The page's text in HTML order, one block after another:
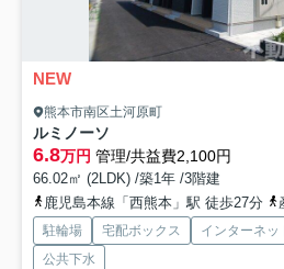
NEW
熊本市南区土河原町
ルミノーソ
6.8万円 管理/共益費2,100円
66.02㎡ (2LDK) /築1年 /3階建
鹿児島本線「西熊本」駅 徒歩27分
駐輪場 宅配ボックス インターネッ
公共下水